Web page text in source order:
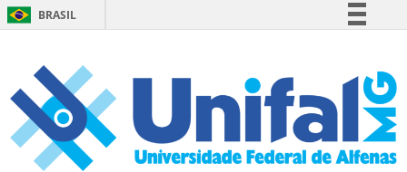
BRASIL
Participe
Acesso à informação
Legislação